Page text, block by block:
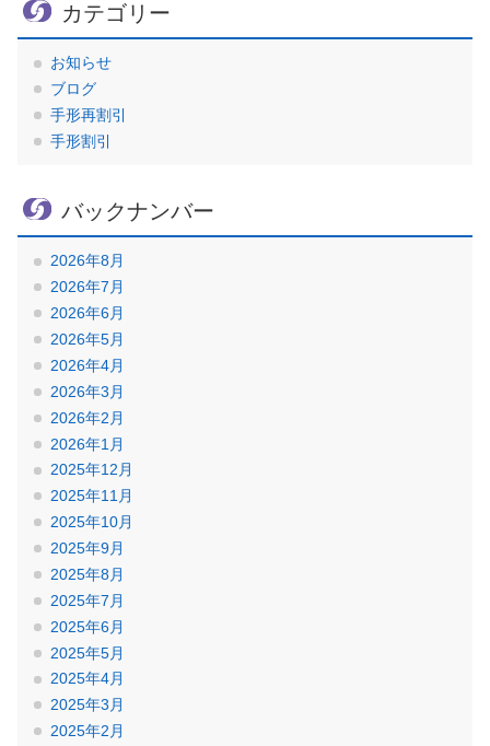
カテゴリー
お知らせ
ブログ
手形再割引
手形割引
バックナンバー
2026年8月
2026年7月
2026年6月
2026年5月
2026年4月
2026年3月
2026年2月
2026年1月
2025年12月
2025年11月
2025年10月
2025年9月
2025年8月
2025年7月
2025年6月
2025年5月
2025年4月
2025年3月
2025年2月